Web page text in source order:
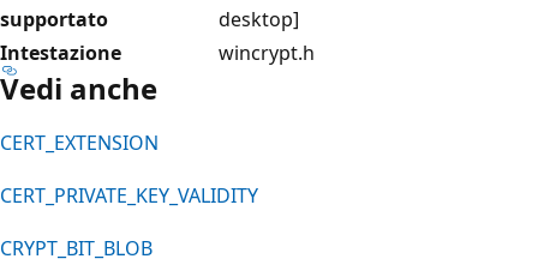
supportato
desktop]
Intestazione
wincrypt.h
Vedi anche
CERT_EXTENSION
CERT_PRIVATE_KEY_VALIDITY
CRYPT_BIT_BLOB